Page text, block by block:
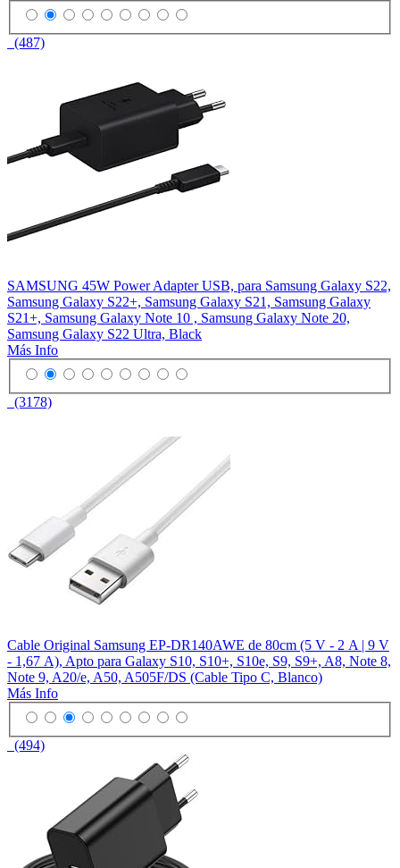
(487)
SAMSUNG 45W Power Adapter USB, para Samsung Galaxy S22,
Samsung Galaxy S22+, Samsung Galaxy S21, Samsung Galaxy
S21+, Samsung Galaxy Note 10 , Samsung Galaxy Note 20,
Samsung Galaxy S22 Ultra, Black
Más Info
(3178)
Cable Original Samsung EP-DR140AWE de 80cm (5 V - 2 A | 9 V
- 1,67 A), Apto para Galaxy S10, S10+, S10e, S9, S9+, A8, Note 8,
Note 9, A20/e, A50, A505F/DS (Cable Tipo C, Blanco)
Más Info
(494)